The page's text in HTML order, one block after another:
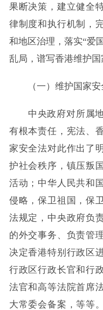
果断决策，建立健全
律制度和执行机制，
和地区治理，落实“爱
乱局，谱写香港维护国
（一）维护国家安
中央政府对所属地
有根本责任，宪法、
家安全法对此作出了
护社会秩序，镇压叛
活动；中华人民共和
侵略，保卫祖国，保
法规定，中央政府负
的外交事务、负责管
决定香港特别行政区
行政区行政长官和行
法官和高等法院首席
大常委会备案，等等